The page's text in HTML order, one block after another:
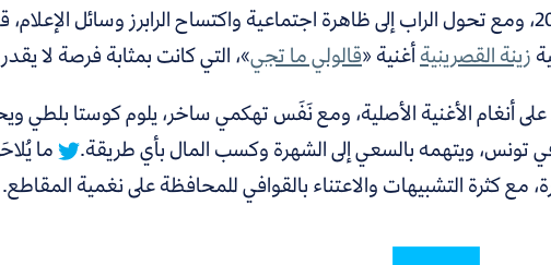
في 2015، ومع تحول الراب إلى ظاهرة اجتماعية واكتساح الرابرز وسائل
زينة القصرينيةأغنية «قالولي ما تجي»، التي كانت بمثابة فرصة لا
أنغام الأغنية الأصلية، ومع نَفَس تهكمي ساخر، يلوم كوستا
تونس، ويتهمه بالسعي إلى الشهرة وكسب المال بأي طريقة.
ما
مع كثرة التشبيهات والاعتناء بالقوافي للمحافظة على نغمية المقاطع.